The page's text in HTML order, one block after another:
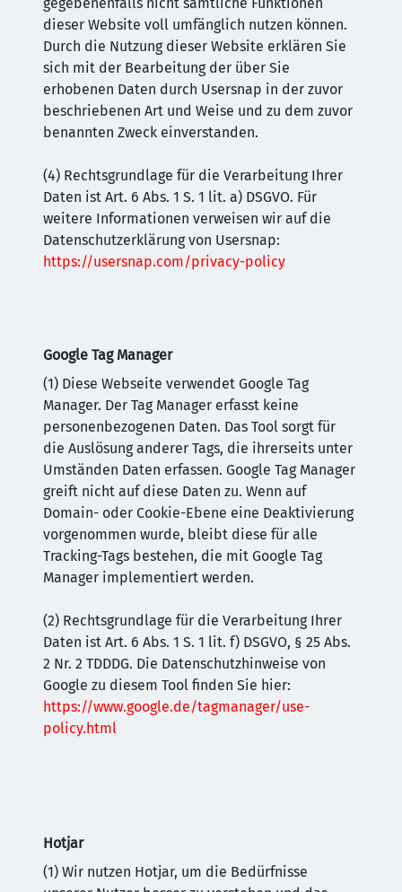
dieser Website voll umfänglich nutzen können.
Durch die Nutzung dieser Website erklären Sie
sich mit der Bearbeitung der über Sie
erhobenen Daten durch Usersnap in der zuvor
beschriebenen Art und Weise und zu dem zuvor
benannten Zweck einverstanden.
(4) Rechtsgrundlage für die Verarbeitung Ihrer
Daten ist Art. 6 Abs. 1 S. 1 lit. a) DSGVO. Für
weitere Informationen verweisen wir auf die
Datenschutzerklärung von Usersnap:
https://usersnap.com/privacy-policy
Google Tag Manager
(1) Diese Webseite verwendet Google Tag
Manager. Der Tag Manager erfasst keine
personenbezogenen Daten. Das Tool sorgt für
die Auslösung anderer Tags, die ihrerseits unter
Umständen Daten erfassen. Google Tag Manager
greift nicht auf diese Daten zu. Wenn auf
Domain- oder Cookie-Ebene eine Deaktivierung
vorgenommen wurde, bleibt diese für alle
Tracking-Tags bestehen, die mit Google Tag
Manager implementiert werden.
(2) Rechtsgrundlage für die Verarbeitung Ihrer
Daten ist Art. 6 Abs. 1 S. 1 lit. f) DSGVO, § 25 Abs.
2 Nr. 2 TDDDG. Die Datenschutzhinweise von
Google zu diesem Tool finden Sie hier:
https://www.google.de/tagmanager/use-
policy.html
Hotjar
(1) Wir nutzen Hotjar, um die Bedürfnisse